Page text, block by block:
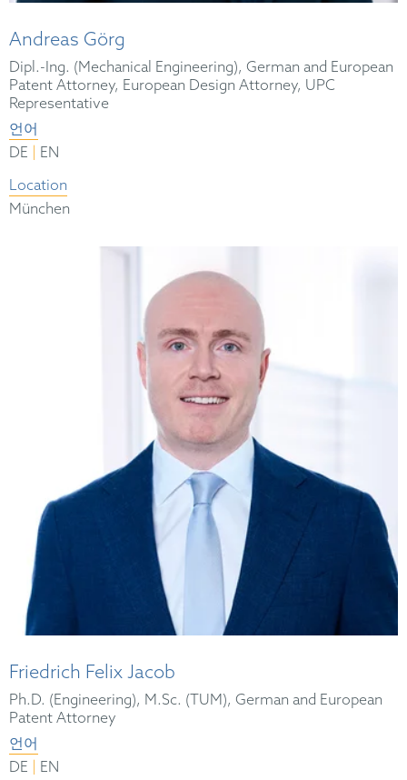
Andreas Görg
Dipl.-Ing. (Mechanical Engineering), German and European
Patent Attorney, European Design Attorney, UPC
Representative
언어
DE
EN
Location
München
Friedrich Felix Jacob
Ph.D. (Engineering), M.Sc. (TUM), German and European
Patent Attorney
언어
DE
EN